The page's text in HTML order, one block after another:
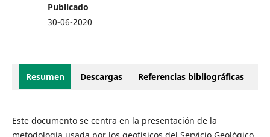
Publicado
30-06-2020
Resumen Descargas Referencias bibliográficas
Este documento se centra en la presentación de la
metodología usada por los geofísicos del Servicio Geológico